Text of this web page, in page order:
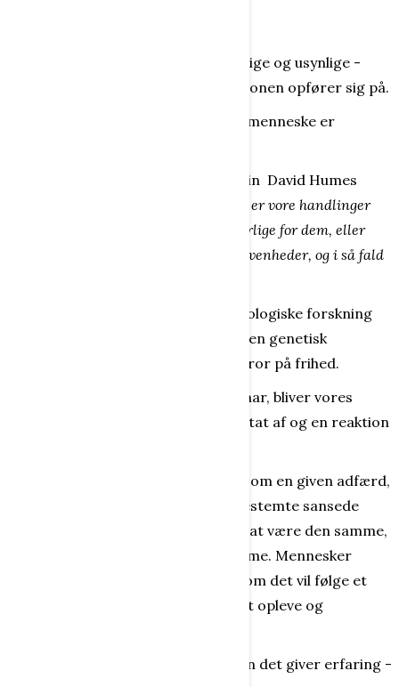
Adfærd er et menneskes - både synlige og usynlige -
handlinger og aktioner, måden personen opfører sig på.
Man kan så spørge, om det enkelte menneske er
I den forbindelse nævner Jørn Martin David Humes
Enten er vore handlinger
årsagsbestemte, og så er vi ikke ansvarlige for dem, eller
også er de et resultat af tilfældige begivenheder, og i så fald
Skismaet heri er, at den moderne biologiske forskning
har opdelt mennesker, som tror på en genetisk
determinisme og mennesker, som tror på frihed.
Uanset hvilket udgangspunkt, man har, bliver vores
handlinger altid udført som et resultat af og en reaktion
Aktionen eller reaktionen, som ses som en given adfærd,
foregår her og nu. Reaktionen på bestemte sansede
indtryk behøver imidlertid ikke altid at være den samme,
skønt de sansede indtryk er de samme. Mennesker
handler også frit og kan frit vælge, om det vil følge et
mønster eller "prøve nye valg" for at opleve og
Hvilket naturligvis er risikofyldt, men det giver erfaring -